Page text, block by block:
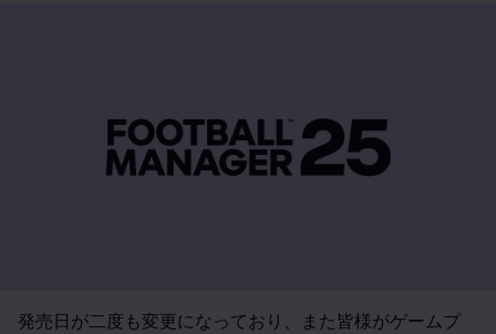
発売日が二度も変更になっており、また皆様がゲームプ